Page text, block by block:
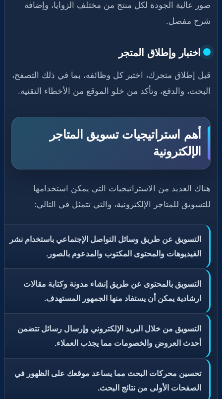
صور عالية الجودة لكل منتج من مختلف الزوايا، وإضافة
شرح مفصل.
اختبار وإطلاق المتجر
قبل إطلاق متجرك، اختبر كل وظائفه، بما في ذلك التصفح،
البحث، والدفع، وتأكد من خلو الموقع من الأخطاء التقنية.
أهم استراتيجيات تسويق المتاجر
الإلكترونية
هناك العديد من الاستراتيجيات التي يمكن استخدامها
للتسويق للمتاجر الإلكترونية، والتي تتمثل في التالي:
التسويق عن طريق وسائل التواصل الإجتماعي باستخدام نشر
الفيديوهات والمحتوى المكتوب والمدعوم بالصور.
التسويق بالمحتوى عن طريق إنشاء مدونة وكتابة مقالات
ارشادية يمكن أن يستفاد منها الجمهور المستهدف.
التسويق من خلال البريد الإلكتروني وإرسال رسائل تتضمن
أحدث العروض والخصومات مما يجذب العملاء.
تحسين محركات البحث مما يساعد موقعك على الظهور في
الصفحات الأولى من نتائج البحث.